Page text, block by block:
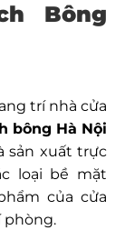
Bông
trí nhà cửa
bông Hà Nội
sản xuất trực
loại bề mặt
của cửa
phòng.